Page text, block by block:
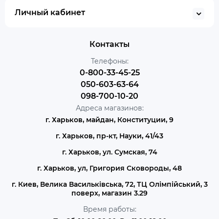
Личный кабинет
Контакты
Телефоны:
0-800-33-45-25
050-603-63-64
098-700-10-20
Адреса магазинов:
г. Харьков, майдан, Конституции, 9
г. Харьков, пр-кт, Науки, 41/43
г. Харьков, ул. Сумская, 74
г. Харьков, ул, Григория Сковороды, 48
г. Киев, Велика Васильківська, 72, ТЦ Олімпійський, 3
поверх, магазин 3.29
Время работы: